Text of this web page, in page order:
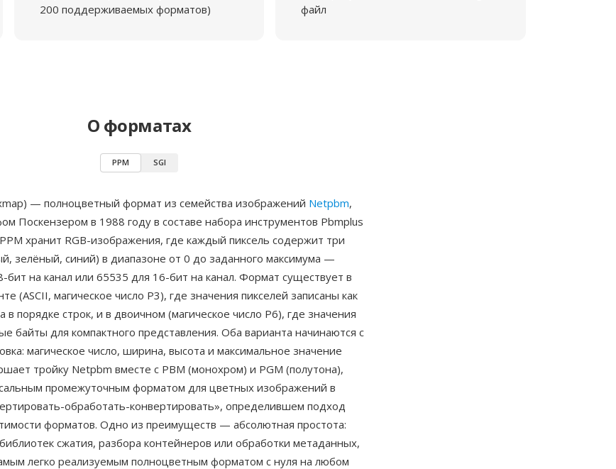
200 поддерживаемых форматов)
файл
О форматах
PPM SGI
— полноцветный формат из семейства изображений Netpbm,
Поскензером в 1988 году в составе набора инструментов Pbmplus
хранит RGB-изображения, где каждый пиксель содержит три
зелёный, синий) в диапазоне от 0 до заданного максимума —
бит на канал или 65535 для 16-бит на канал. Формат существует в
(ASCII, магическое число P3), где значения пикселей записаны как
в порядке строк, и в двоичном (магическое число P6), где значения
байты для компактного представления. Оба варианта начинаются с
магическое число, ширина, высота и максимальное значение
тройку Netpbm вместе с PBM (монохром) и PGM (полутона),
промежуточным форматом для цветных изображений в
обработать-конвертировать», определившем подход
форматов. Одно из преимуществ — абсолютная простота:
сжатия, разбора контейнеров или обработки метаданных,
легко реализуемым полноцветным форматом с нуля на любом